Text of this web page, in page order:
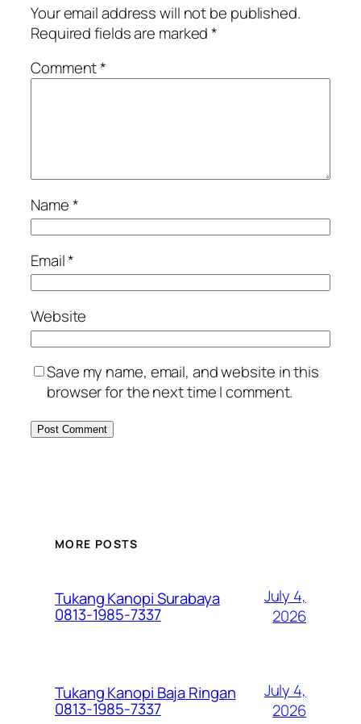
Your email address will not be published.
Required fields are marked*
Comment*
Name*
Email*
Website
Save my name, email, and website in this
browser for the next time I comment.
MORE POSTS
Tukang Kanopi Surabaya
0813-1985-7337
July 4,
2026
Tukang Kanopi Baja Ringan
0813-1985-7337
July 4,
2026